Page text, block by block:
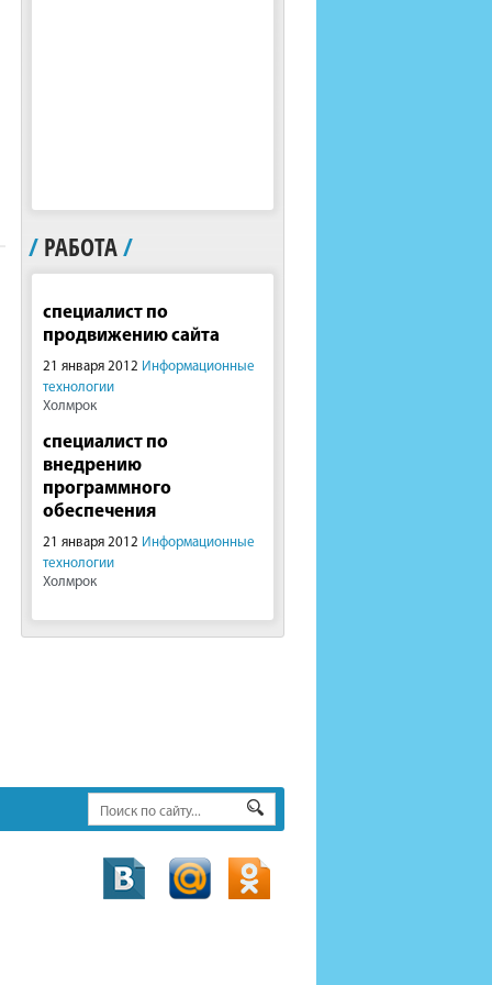
/ РАБОТА/
специалист по
продвижению сайта
21 января 2012 Информационные
технологии
Холмрок
специалист по
внедрению
программного
обеспечения
21 января 2012 Информационные
технологии
Холмрок